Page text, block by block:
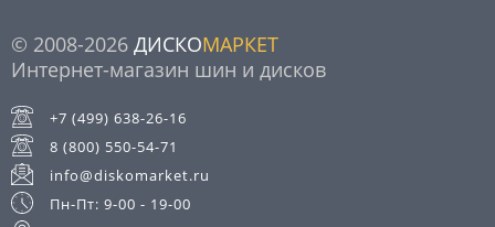
© 2008-2026 ДИСКОМАРКЕТ
Интернет-магазин шин и дисков
+7 (499) 638-26-16
8 (800) 550-54-71
info@diskomarket.ru
Пн-Пт: 9-00 - 19-00